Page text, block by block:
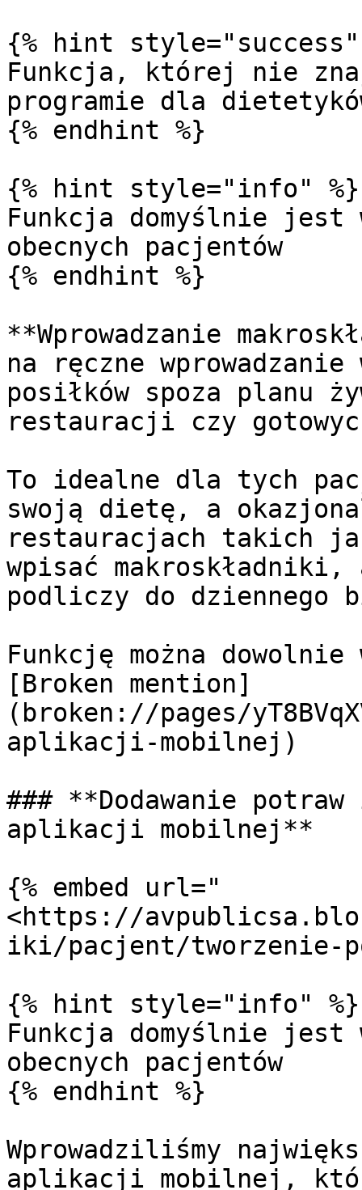
{% hint style="success"
Funkcja, której nie
programie dla
{% endhint %}
{% hint style="info" %}
Funkcja domyślnie jest
obecnych pacjentów
{% endhint %}
**Wprowadzanie
na ręczne
posiłków spoza planu
restauracji czy
To idealne dla tych
swoją dietę, a
restauracjach takich
wpisać
podliczy do dziennego
Funkcję można dowolnie
[Broken mention]
(broken://pages/
aplikacji-mobilnej)
### **Dodawanie
aplikacji mobilnej**
{% embed url="
<https://
iki/pacjent/tworzenie-
{% hint style="info" %}
Funkcja domyślnie jest
obecnych pacjentów
{% endhint %}
Wprowadziliśmy
aplikacji mobilnej,